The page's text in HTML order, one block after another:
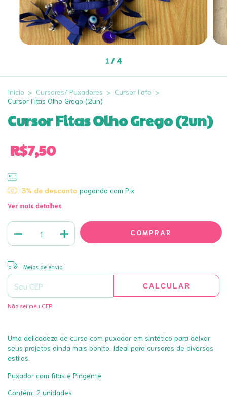
1/4
Início > Cursores/ Puxadores > Cursor Fofo >
Cursor Fitas Olho Grego (2un)
Cursor Fitas Olho Grego (2un)
R$7,50
3% de desconto pagando com Pix
Ver mais detalhes
Entregas para o CEP:
Meios de envio
CALCULAR
Não sei meu CEP
Uma delicadeza de curso com puxador em sintético para deixar
seus projetos ainda mais bonito. Ideal para cursores de diversos
estilos.
Puxador com fitas e Pingente
Contém: 2 unidades